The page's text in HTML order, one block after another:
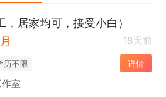
居家均可，接受小白）
18天前
历不限 详情
室